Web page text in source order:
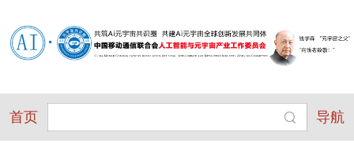
首页 导航